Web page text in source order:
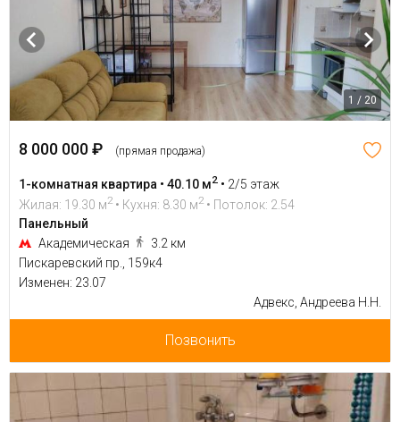
1 / 20
8 000 000 ₽ (прямая продажа)
1-комнатная квартира • 40.10 м2 • 2/5 этаж
Жилая: 19.30 м2 • Кухня: 8.30 м2 • Потолок: 2.54
Панельный
Академическая
3.2 км
Пискаревский пр., 159к4
Изменен: 23.07
Адвекс, Андреева Н.Н.
Позвонить